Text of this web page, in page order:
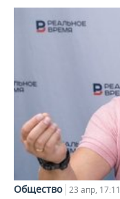
Общество 23 апр, 17:11